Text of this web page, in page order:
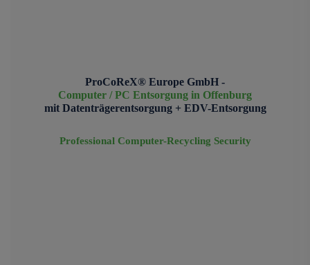
ProCoReX® Europe GmbH -
Computer / PC Entsorgung in Offenburg
mit Datenträgerentsorgung + EDV-Entsorgung
Professional Computer-Recycling Security